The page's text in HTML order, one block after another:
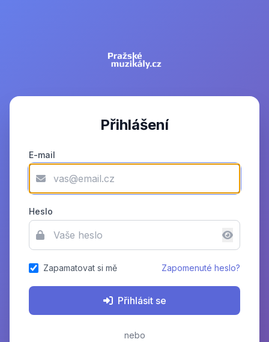
Přihlášení
E-mail
Heslo
Zapamatovat si mě Zapomenuté heslo?
Přihlásit se
nebo